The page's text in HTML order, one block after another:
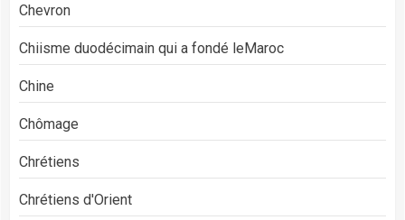
Chevron
Chiisme duodécimain qui a fondé leMaroc
Chine
Chômage
Chrétiens
Chrétiens d'Orient